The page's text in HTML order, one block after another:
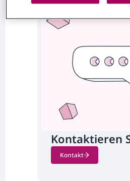
Kontaktieren
Kontakt